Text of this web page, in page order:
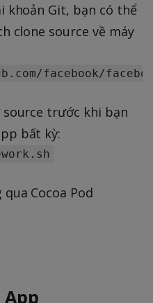
khoản Git, bạn có thể
clone source về máy
source trước khi bạn
bất kỳ:
Cocoa Pod
App